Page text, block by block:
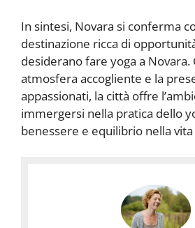
In sintesi, Novara si conferma
destinazione ricca di
desiderano fare yoga a Novara.
atmosfera accogliente e la
appassionati, la città offre
immergersi nella pratica dello
benessere e equilibrio nella